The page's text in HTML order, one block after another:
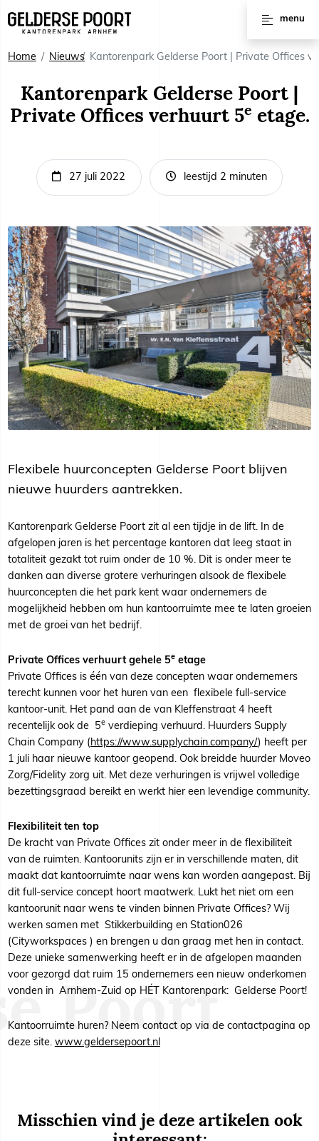
menu
Huren
Vergaderruimtes
Werkplekken
Kantoorruimtes
Voorzieningen
Interviews
Home Nieuws Kantorenpark Gelderse Poort | Private Offices
Kantorenpark Gelderse Poort |
Private Offices verhuurt 5e etage.
27 juli 2022 leestijd 2 minuten
Flexibele huurconcepten Gelderse Poort blijven
nieuwe huurders aantrekken.
Kantorenpark Gelderse Poort zit al een tijdje in de lift. In de
afgelopen jaren is het percentage kantoren dat leeg staat in
totaliteit gezakt tot ruim onder de 10 %. Dit is onder meer te
danken aan diverse grotere verhuringen alsook de flexibele
huurconcepten die het park kent waar ondernemers de
mogelijkheid hebben om hun kantoorruimte mee te laten groeien
met de groei van het bedrijf.
Private Offices verhuurt gehele 5eetage
Private Offices is één van deze concepten waar ondernemers
terecht kunnen voor het huren van een flexibele full-service
kantoor-unit. Het pand aan de van Kleffenstraat 4 heeft
recentelijk ook de 5everdieping verhuurd. Huurders Supply
Chain Company ( https://www.supplychain.company/) heeft per
1 juli haar nieuwe kantoor geopend. Ook breidde huurder Moveo
Zorg/Fidelity zorg uit. Met deze verhuringen is vrijwel volledige
bezettingsgraad bereikt en werkt hier een levendige community.
Flexibiliteit ten top
De kracht van Private Offices zit onder meer in de flexibiliteit
van de ruimten. Kantoorunits zijn er in verschillende maten, dit
maakt dat kantoorruimte naar wens kan worden aangepast. Bij
dit full-service concept hoort maatwerk. Lukt het niet om een
kantoorunit naar wens te vinden binnen Private Offices? Wij
werken samen met Stikkerbuilding en Station026
(Cityworkspaces ) en brengen u dan graag met hen in contact.
Deze unieke samenwerking heeft er in de afgelopen maanden
voor gezorgd dat ruim 15 ondernemers een nieuw onderkomen
vonden in Arnhem-Zuid op HÉT Kantorenpark: Gelderse Poort!
Kantoorruimte huren? Neem contact op via de contactpagina op
deze site. www.geldersepoort.nl
Misschien vind je deze artikelen ook